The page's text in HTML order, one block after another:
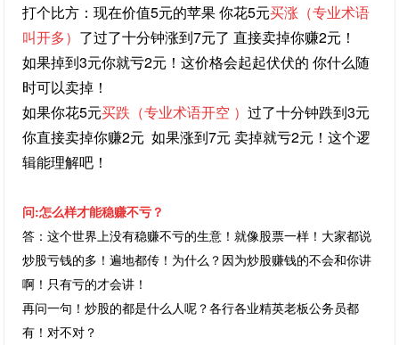
打个比方：现在价值5元的苹果 你花5元买涨（专业术语
叫开多） 了过了十分钟涨到7元了 直接卖掉你赚2元！
如果掉到3元你就亏2元！这价格会起起伏伏的 你什么随
时可以卖掉！
如果你花5元买跌（专业术语开空 ）过了十分钟跌到3元
你直接卖掉你赚2元 如果涨到7元 卖掉就亏2元！这个逻
辑能理解吧！
问:怎么样才能稳赚不亏？
答：这个世界上没有稳赚不亏的生意！就像股票一样！大家都说
炒股亏钱的多！遍地都传！为什么？因为炒股赚钱的不会和你讲
啊！只有亏的才会讲！
再问一句！炒股的都是什么人呢？各行各业精英老板公务员都
有！对不对？